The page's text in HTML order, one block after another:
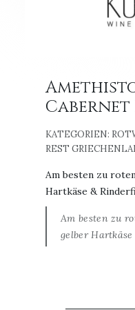
Cabernet
KATEGORIEN:
REST
Am besten zu
Hartkäse &
Am besten zu
gelber